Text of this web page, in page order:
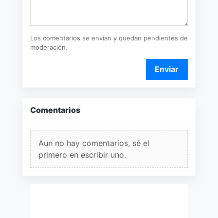
Los comentarios se envían y quedan pendientes de
moderación.
Enviar
Comentarios
Aun no hay comentarios, sé el
primero en escribir uno.